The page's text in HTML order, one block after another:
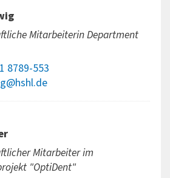
Mitarbeiterin Department
8789-553
Mitarbeiter im
"OptiDent"